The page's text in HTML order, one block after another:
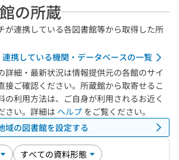
の所蔵
が連携している各図書館等から取得した所
連携している機関・データベースの一覧
詳細・最新状況は情報提供元の各館のサイ
接ご確認ください。所蔵館から取寄せるこ
の利用方法は、ご自身が利用されるお近く
さい。詳細は ヘルプ をご覧ください。
域の図書館を設定する